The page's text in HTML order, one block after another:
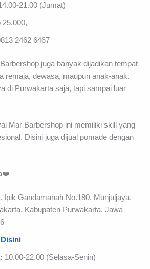
21.00 (Jumat)
25.000,-
2462 6467
juga banyak dijadikan tempat
remaja, dewasa, maupun anak-anak.
di Purwakarta saja, tapi sampai luar
Mar Barbershop ini memiliki skill yang
Disini juga dijual pomade dengan
❤️
Ipik Gandamanah No.180, Munjuljaya,
Kabupaten Purwakarta, Jawa
10.00-22.00 (Selasa-Senin)